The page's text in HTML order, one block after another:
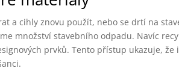
a cihly znovu použít, nebo se drtí na
množství stavebního odpadu. Navíc
prvků. Tento přístup ukazuje, že